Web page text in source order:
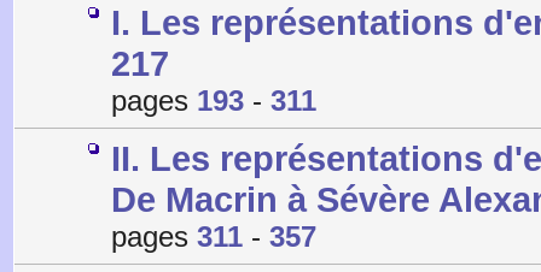
I. Les représentations
217
pages 193 - 311
II. Les représentations
De Macrin à Sévère
pages 311 - 357